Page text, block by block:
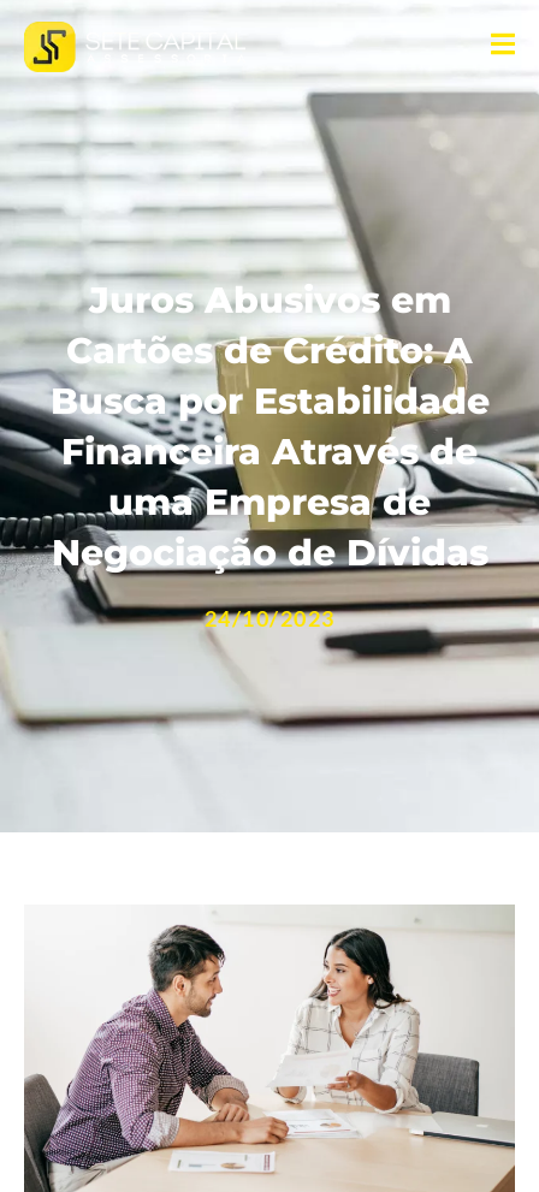
Juros Abusivos em
Cartões de Crédito: A
Busca por Estabilidade
Financeira Através de
uma Empresa de
Negociação de Dívidas
24/10/2023